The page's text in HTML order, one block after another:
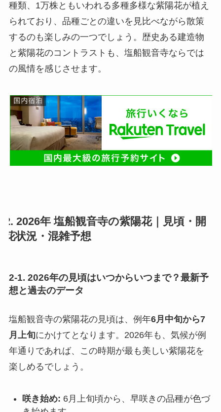
種類、1万株ともいわれる多種多様な紫陽花が植え
られており、品種ごとの違いを見比べながら散策
するのも楽しみの一つでしょう。歴史ある建造物
と紫陽花のコントラストも、塩船観音寺ならでは
の風情を感じさせます。
2. 2026年 塩船観音寺の紫陽花｜見頃・開
花状況・混雑予想
2-1. 2026年の見頃はいつからいつまで？最新予
想と過去のデータ
塩船観音寺の紫陽花の見頃は、例年6月中旬から7
月上旬にかけてとなります。2026年も、気候が例
年通りであれば、この時期が最も美しい紫陽花を
楽しめるでしょう。
咲き始め: 6月上旬頃から、早咲きの品種が色づ